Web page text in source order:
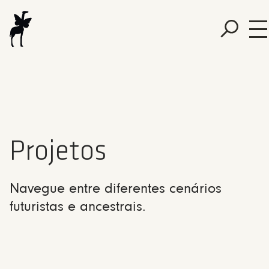
Projetos
Navegue entre diferentes cenários
futuristas e ancestrais.